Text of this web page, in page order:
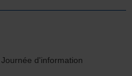
Journée d'information